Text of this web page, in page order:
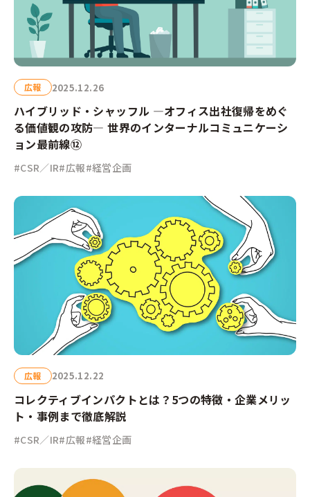
広報 2025.12.26
ハイブリッド・シャッフル ―オフィス出社復帰をめぐ
る価値観の攻防― 世界のインターナルコミュニケーシ
ョン最前線⑫
#CSR／IR#広報#経営企画
広報 2025.12.22
コレクティブインパクトとは？5つの特徴・企業メリッ
ト・事例まで徹底解説
#CSR／IR#広報#経営企画